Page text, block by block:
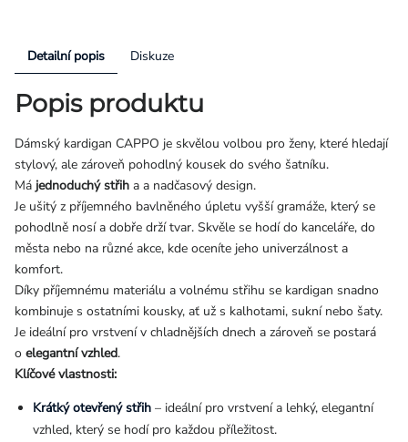
Detailní popis Diskuze
Popis produktu
Dámský kardigan CAPPO je skvělou volbou pro ženy, které hledají
stylový, ale zároveň pohodlný kousek do svého šatníku.
Má jednoduchý střih a a nadčasový design.
Je ušitý z příjemného bavlněného úpletu vyšší gramáže, který se
pohodlně nosí a dobře drží tvar. Skvěle se hodí do kanceláře, do
města nebo na různé akce, kde oceníte jeho univerzálnost a
komfort.
Díky příjemnému materiálu a volnému střihu se kardigan snadno
kombinuje s ostatními kousky, ať už s kalhotami, sukní nebo šaty.
Je ideální pro vrstvení v chladnějších dnech a zároveň se postará
o elegantní vzhled.
Klíčové vlastnosti:
Krátký otevřený střih – ideální pro vrstvení a lehký, elegantní
vzhled, který se hodí pro každou příležitost.